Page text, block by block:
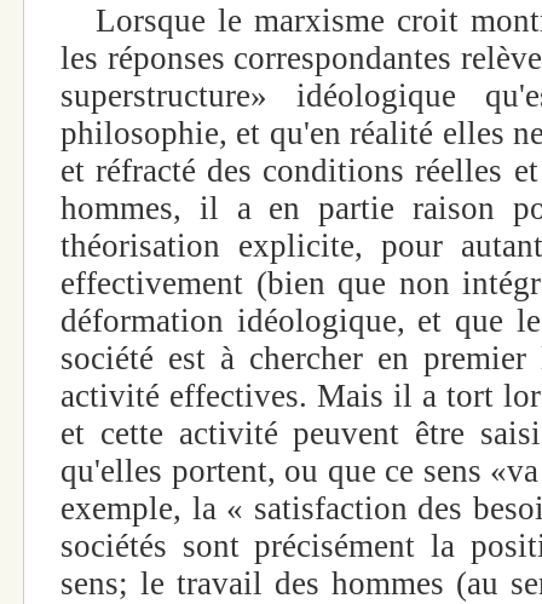
Lorsque le marxisme croit
les réponses correspondantes
superstructure» idéologique
philosophie, et qu'en réalité elles
et réfracté des conditions réelles
hommes, il a en partie raison
théorisation explicite, pour
effectivement (bien que non
déformation idéologique, et que
société est à chercher en
activité effectives. Mais il a tort
et cette activité peuvent être
qu'elles portent, ou que ce sens
exemple, la « satisfaction des
sociétés sont précisément la
sens; le travail des hommes (au